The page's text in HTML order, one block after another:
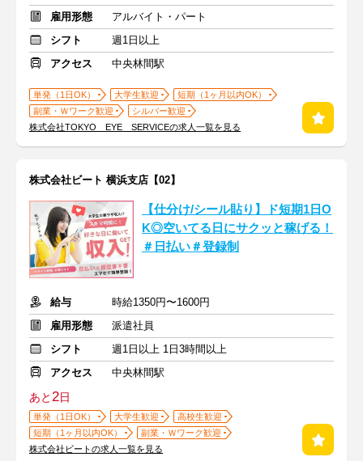
雇用形態
アルバイト・パート
シフト
週1日以上
アクセス
中央林間駅
単発（1日OK） 大学生歓迎
短期（1ヶ月以内OK）
副業・Ｗワーク歓迎
シルバー歓迎
株式会社TOKYO EYE SERVICEの求人一覧を見る
株式会社ビート 横浜支店【02】
【仕分け/シール貼り】ド短期1日O
K◎空いてる日にサクッと稼げる！
＃日払い＃登録制
給与
時給1350円〜1600円
雇用形態
派遣社員
シフト
週1日以上 1日3時間以上
アクセス
中央林間駅
あと2日
単発（1日OK） 大学生歓迎
高校生歓迎
短期（1ヶ月以内OK）
副業・Ｗワーク歓迎
株式会社ビートの求人一覧を見る